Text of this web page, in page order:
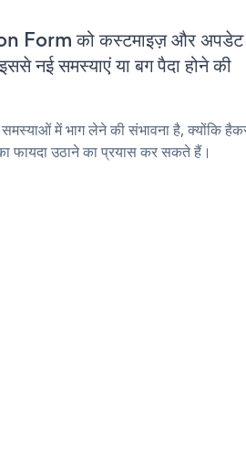
Form को कस्टमाइज़ और
नई समस्याएं या बग पैदा होने की
में भाग लेने की संभावना है, क्योंकि
फायदा उठाने का प्रयास कर सकते हैं।